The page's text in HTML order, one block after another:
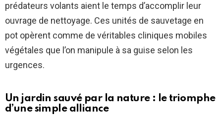
prédateurs volants aient le temps d’accomplir leur
ouvrage de nettoyage. Ces unités de sauvetage en
pot opèrent comme de véritables cliniques mobiles
végétales que l’on manipule à sa guise selon les
urgences.
Un jardin sauvé par la nature : le triomphe
d’une simple alliance